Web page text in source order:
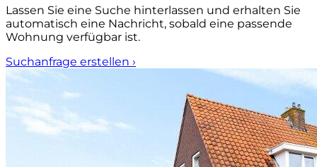
Lassen Sie eine Suche hinterlassen und erhalten Sie
automatisch eine Nachricht, sobald eine passende
Wohnung verfügbar ist.
Suchanfrage erstellen ›